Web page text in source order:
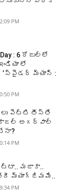
PM
Day : 6 రోజుల్లో
లో
‘స్పైడర్ మ్యాన్ :
PM
పెట్టి తీస్తే
కాజల్ అగర్వాల్
PM
జట్టా.. మజాకా..
మ్యాగ్జిమమే..
PM